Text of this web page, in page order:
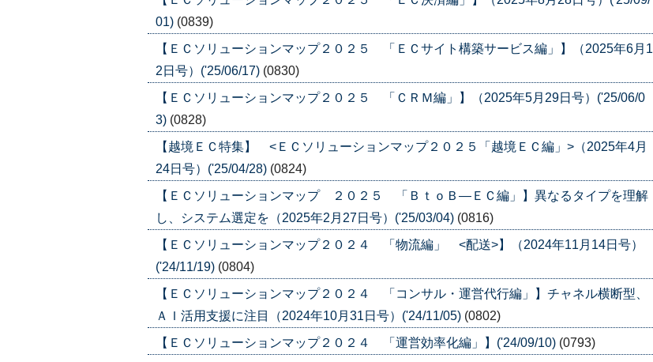
01) (0839)
【ＥＣソリューションマップ２０２５ 「ＥＣサイト構築サービス編」】（2025年6月1
2日号）('25/06/17) (0830)
【ＥＣソリューションマップ２０２５ 「ＣＲＭ編」】（2025年5月29日号）('25/06/0
3) (0828)
【越境ＥＣ特集】 <ＥＣソリューションマップ２０２５「越境ＥＣ編」>（2025年4月
24日号）('25/04/28) (0824)
【ＥＣソリューションマップ ２０２５ 「ＢｔｏＢ―ＥＣ編」】異なるタイプを理解
し、システム選定を（2025年2月27日号）('25/03/04) (0816)
【ＥＣソリューションマップ２０２４ 「物流編」 <配送>】（2024年11月14日号）
('24/11/19) (0804)
【ＥＣソリューションマップ２０２４ 「コンサル・運営代行編」】チャネル横断型、
ＡＩ活用支援に注目（2024年10月31日号）('24/11/05) (0802)
【ＥＣソリューションマップ２０２４ 「運営効率化編」】('24/09/10) (0793)